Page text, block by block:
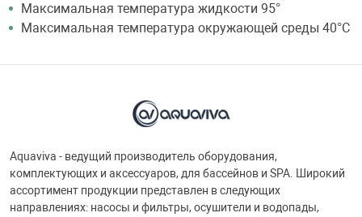
Максимальная температура жидкости 95°
Максимальная температура окружающей среды 40°С
Aquaviva - ведущий производитель оборудования,
комплектующих и аксессуаров, для бассейнов и SPA. Широкий
ассортимент продукции представлен в следующих
направлениях: насосы и фильтры, осушители и водопады,